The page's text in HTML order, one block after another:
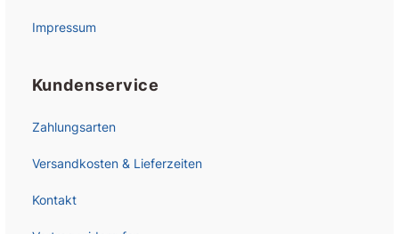
Impressum
Kundenservice
Zahlungsarten
Versandkosten & Lieferzeiten
Kontakt